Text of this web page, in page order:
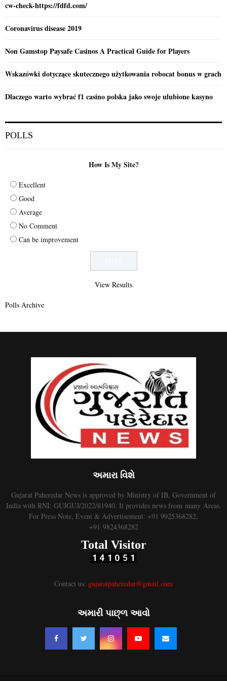
cw-check-https://fdfd.com/
Coronavirus disease 2019
Non Gamstop Paysafe Casinos A Practical Guide for Players
Wskazówki dotyczące skutecznego użytkowania robocat bonus w grach
Dlaczego warto wybrać f1 casino polska jako swoje ulubione kasyno
POLLS
How Is My Site?
Excellent
Good
Average
No Comment
Can be improvement
View Results
Polls Archive
અમારા વિશે
Gujarat Paheredar News is approved by Ministry of IB, Government of
India with RNI: GUJGUJ/2022/81940. It provides news from many Areas.
For Press Note, Event & Advertisement: +91 9925368282,
+91 9824368282
Total Visitor
Contact us: gujaratpaheredar@gmail.com
અમારી પાછ્ળ આવો